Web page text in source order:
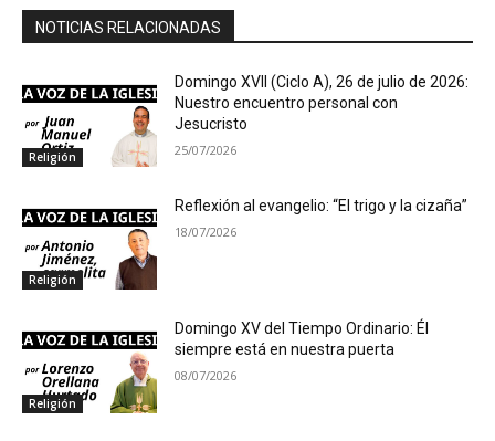
NOTICIAS RELACIONADAS
Religión
Domingo XVII (Ciclo A), 26 de julio de 2026:
Nuestro encuentro personal con
Jesucristo
25/07/2026
Religión
Reflexión al evangelio: “El trigo y la cizaña”
18/07/2026
Religión
Domingo XV del Tiempo Ordinario: Él
siempre está en nuestra puerta
08/07/2026